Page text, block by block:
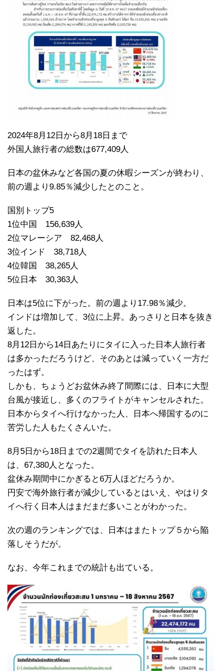
2024年8月12日から8月18日まで
外国人旅行者の総数は677,409人
日本の盆休みなど各国の夏の休暇シーズンが終わり、
前の週より9.85％減少したとのこと。
国別トップ5
1位中国 156,639人
2位マレーシア 82,468人
3位インド 38,718人
4位韓国 38,265人
5位日本 30,363人
日本は5位に下がった。前の週より17.98％減少。
インドは増加して、3位に上昇。あっさりと日本を抜き
返した。
8月12日から14日あたりにタイに入った日本人旅行者
は多かっただろうけど、そのあとは減っていく一方だ
ったはず。
しかも、ちょうどお盆休み終了間際には、日本に大型
台風が接近し、多くのフライトがキャンセルされた。
日本からタイへ行けなかった人、日本へ帰国するのに
苦労した人もたくさんいた。
8月5日から18日までの2週間でタイを訪れた日本人
は、67,380人となった。
盆休み期間中にかぎると6万人ほどだろうか。
円安で海外旅行者が減少しているとはいえ、やはりタ
イへ行く日本人はまだまだ多いことがわかった。
次の週のランキングでは、日本はまたトップ５から陥
落しそうだが。
なお、今年これまでの統計も出ている。